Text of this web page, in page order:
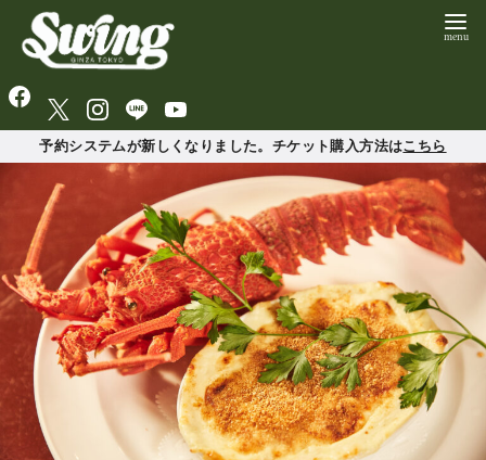
予約システムが新しくなりました。チケット購入方法はこちら